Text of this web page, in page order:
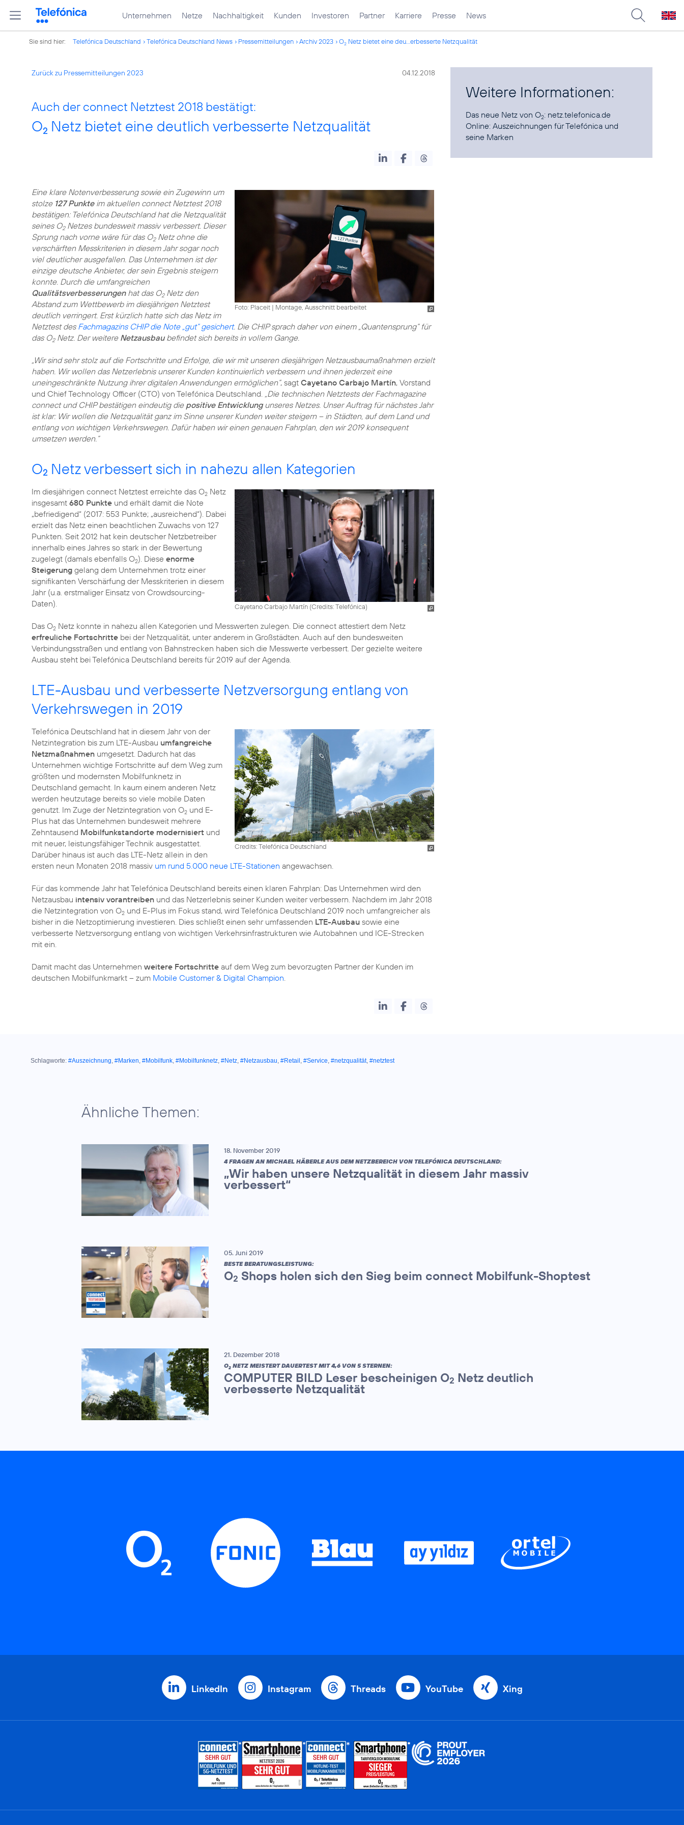
Unternehmen Netze Nachhaltigkeit Kunden Investoren Partner Karriere Presse News
Sie sind hier: Telefónica Deutschland Telefónica Deutschland News Pressemitteilungen Archiv 2023 O2 Netz bietet eine deu...erbesserte Netzqualität
Zurück zu Pressemitteilungen 2023 04.12.2018
Auch der connect Netztest 2018 bestätigt:
O2 Netz bietet eine deutlich verbesserte Netzqualität
Foto: Placeit| Montage, Ausschnitt bearbeitet
Eine klare Notenverbesserung sowie ein Zugewinn um
stolze 127 Punkteim aktuellen connect Netztest 2018
bestätigen: Telefónica Deutschland hat die Netzqualität
seines O2Netzes bundesweit massiv verbessert. Dieser
Sprung nach vorne wäre für das O2Netz ohne die
verschärften Messkriterien in diesem Jahr sogar noch
viel deutlicher ausgefallen. Das Unternehmen ist der
einzige deutsche Anbieter, der sein Ergebnis steigern
konnte. Durch die umfangreichen
Qualitätsverbesserungenhat das O2Netz den
Abstand zum Wettbewerb im diesjährigen Netztest
deutlich verringert. Erst kürzlich hatte sich das Netz im
Netztest des Fachmagazins CHIP die Note „gut“ gesichert. Die CHIP sprach daher von einem „Quantensprung“ für
das O2Netz. Der weitere Netzausbau befindet sich bereits in vollem Gange.
„Wir sind sehr stolz auf die Fortschritte und Erfolge, die wir mit unseren diesjährigen Netzausbaumaßnahmen erzielt
haben. Wir wollen das Netzerlebnis unserer Kunden kontinuierlich verbessern und ihnen jederzeit eine
uneingeschränkte Nutzung ihrer digitalen Anwendungen ermöglichen“, sagt Cayetano Carbajo Martín, Vorstand
und Chief Technology Officer (CTO) von Telefónica Deutschland. „Die technischen Netztests der Fachmagazine
connect und CHIP bestätigen eindeutig die positive Entwicklungunseres Netzes. Unser Auftrag für nächstes Jahr
ist klar: Wir wollen die Netzqualität ganz im Sinne unserer Kunden weiter steigern – in Städten, auf dem Land und
entlang von wichtigen Verkehrswegen. Dafür haben wir einen genauen Fahrplan, den wir 2019 konsequent
umsetzen werden.“
O2 Netz verbessert sich in nahezu allen Kategorien
Cayetano Carbajo Martín (Credits: Telefónica)
Im diesjährigen connect Netztest erreichte das O2 Netz
insgesamt 680 Punkte und erhält damit die Note
„befriedigend“ (2017: 553 Punkte; „ausreichend“). Dabei
erzielt das Netz einen beachtlichen Zuwachs von 127
Punkten. Seit 2012 hat kein deutscher Netzbetreiber
innerhalb eines Jahres so stark in der Bewertung
zugelegt (damals ebenfalls O2). Diese enorme
Steigerung gelang dem Unternehmen trotz einer
signifikanten Verschärfung der Messkriterien in diesem
Jahr (u.a. erstmaliger Einsatz von Crowdsourcing-
Daten).
Das O2 Netz konnte in nahezu allen Kategorien und Messwerten zulegen. Die connect attestiert dem Netz
erfreuliche Fortschritte bei der Netzqualität, unter anderem in Großstädten. Auch auf den bundesweiten
Verbindungsstraßen und entlang von Bahnstrecken haben sich die Messwerte verbessert. Der gezielte weitere
Ausbau steht bei Telefónica Deutschland bereits für 2019 auf der Agenda.
LTE-Ausbau und verbesserte Netzversorgung entlang von
Verkehrswegen in 2019
Credits: Telefónica Deutschland
Telefónica Deutschland hat in diesem Jahr von der
Netzintegration bis zum LTE-Ausbau umfangreiche
Netzmaßnahmen umgesetzt. Dadurch hat das
Unternehmen wichtige Fortschritte auf dem Weg zum
größten und modernsten Mobilfunknetz in
Deutschland gemacht. In kaum einem anderen Netz
werden heutzutage bereits so viele mobile Daten
genutzt. Im Zuge der Netzintegration von O2 und E-
Plus hat das Unternehmen bundesweit mehrere
Zehntausend Mobilfunkstandorte modernisiert und
mit neuer, leistungsfähiger Technik ausgestattet.
Darüber hinaus ist auch das LTE-Netz allein in den
ersten neun Monaten 2018 massiv um rund 5.000 neue LTE-Stationen angewachsen.
Für das kommende Jahr hat Telefónica Deutschland bereits einen klaren Fahrplan: Das Unternehmen wird den
Netzausbau intensiv vorantreiben und das Netzerlebnis seiner Kunden weiter verbessern. Nachdem im Jahr 2018
die Netzintegration von O2 und E-Plus im Fokus stand, wird Telefónica Deutschland 2019 noch umfangreicher als
bisher in die Netzoptimierung investieren. Dies schließt einen sehr umfassenden LTE-Ausbau sowie eine
verbesserte Netzversorgung entlang von wichtigen Verkehrsinfrastrukturen wie Autobahnen und ICE-Strecken
mit ein.
Damit macht das Unternehmen weitere Fortschritte auf dem Weg zum bevorzugten Partner der Kunden im
deutschen Mobilfunkmarkt – zum Mobile Customer & Digital Champion.
Weitere Informationen:
Das neue Netz von O2: netz.telefonica.de
Online:Auszeichnungen für Telefónica und
seine Marken
Schlagworte: #Auszeichnung, #Marken, #Mobilfunk, #Mobilfunknetz, #Netz, #Netzausbau, #Retail , #Service, #netzqualität, #netztest
Ähnliche Themen:
18. November 2019
4 FRAGEN AN MICHAEL HÄBERLE AUS DEM NETZBEREICH VON TELEFÓNICA DEUTSCHLAND:
„Wir haben unsere Netzqualität in diesem Jahr massiv
verbessert“
05. Juni 2019
BESTE BERATUNGSLEISTUNG:
O2 Shops holen sich den Sieg beim connect Mobilfunk-Shoptest
21. Dezember 2018
O2 NETZ MEISTERT DAUERTEST MIT 4,6 VON 5 STERNEN:
COMPUTER BILD Leser bescheinigen O2 Netz deutlich
verbesserte Netzqualität
LinkedIn Instagram Threads YouTube Xing